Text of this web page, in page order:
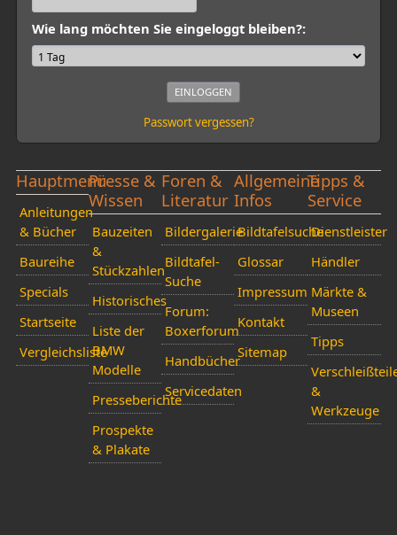
Wie lang möchten Sie eingeloggt bleiben?:
Passwort vergessen?
Hauptmenü
Anleitungen
& Bücher
Baureihe
Specials
Startseite
Vergleichsliste
Presse &
Wissen
Bauzeiten
&
Stückzahlen
Historisches
Liste der
BMW
Modelle
Presseberichte
Prospekte
& Plakate
Foren &
Literatur
Bildergalerie
Bildtafel-
Suche
Forum:
Boxerforum
Handbücher
Servicedaten
Allgemeine
Infos
Bildtafelsuche
Glossar
Impressum
Kontakt
Sitemap
Tipps &
Service
Dienstleister
Händler
Märkte &
Museen
Tipps
&
Werkzeuge